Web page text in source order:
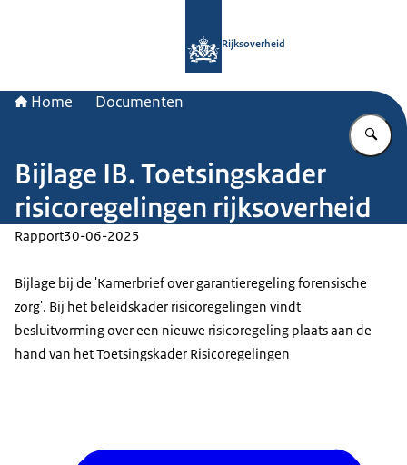
Rijksoverheid
Home Documenten
Bijlage IB. Toetsingskader
risicoregelingen rijksoverheid
Rapport30-06-2025
Bijlage bij de 'Kamerbrief over garantieregeling forensische
zorg'. Bij het beleidskader risicoregelingen vindt
besluitvorming over een nieuwe risicoregeling plaats aan de
hand van het Toetsingskader Risicoregelingen